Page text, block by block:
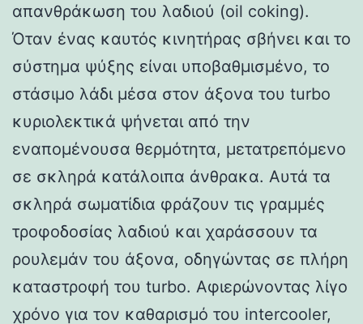
απανθράκωση του λαδιού (oil coking).
Όταν ένας καυτός κινητήρας σβήνει και το
σύστημα ψύξης είναι υποβαθμισμένο, το
στάσιμο λάδι μέσα στον άξονα του turbo
κυριολεκτικά ψήνεται από την
εναπομένουσα θερμότητα, μετατρεπόμενο
σε σκληρά κατάλοιπα άνθρακα. Αυτά τα
σκληρά σωματίδια φράζουν τις γραμμές
τροφοδοσίας λαδιού και χαράσσουν τα
ρουλεμάν του άξονα, οδηγώντας σε πλήρη
καταστροφή του turbo. Αφιερώνοντας λίγο
χρόνο για τον καθαρισμό του intercooler,